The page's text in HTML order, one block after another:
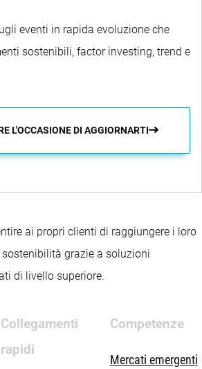
eventi in rapida evoluzione che
sostenibili, factor investing, trend e
L'OCCASIONE DI AGGIORNARTI
ai propri clienti di raggiungere i loro
grazie a soluzioni
di livello superiore.
Collegamenti
rapidi
Competenze
Mercati emergenti